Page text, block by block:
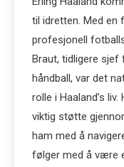
til idretten. Med en
profesjonell
Braut, tidligere sjef
håndball, var det
rolle i Haaland’s
viktig støtte
ham med å
følger med å være